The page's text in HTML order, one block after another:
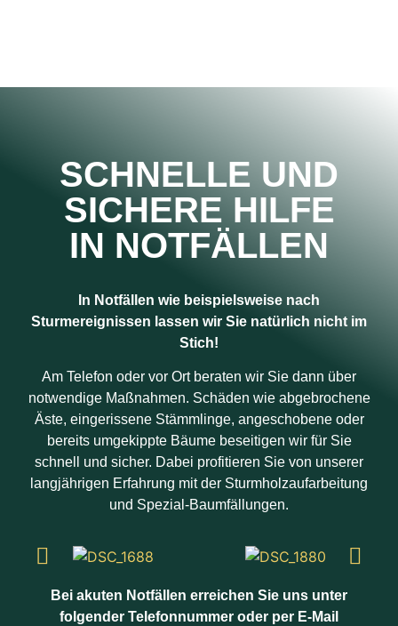
SCHNELLE UND
SICHERE HILFE
IN NOTFÄLLEN
In Notfällen wie beispielsweise nach
Sturmereignissen lassen wir Sie natürlich nicht im
Stich!
Am Telefon oder vor Ort beraten wir Sie dann über
notwendige Maßnahmen. Schäden wie abgebrochene
Äste, eingerissene Stämmlinge, angeschobene oder
bereits umgekippte Bäume beseitigen wir für Sie
schnell und sicher. Dabei profitieren Sie von unserer
langjährigen Erfahrung mit der Sturmholzaufarbeitung
und Spezial-Baumfällungen.
Bei akuten Notfällen erreichen Sie uns unter
folgender Telefonnummer oder per E-Mail